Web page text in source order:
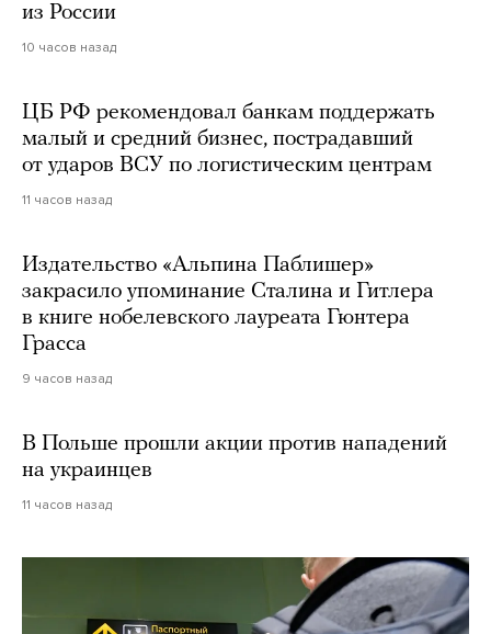
из России
10 часов назад
ЦБ РФ рекомендовал банкам поддержать
малый и средний бизнес, пострадавший
от ударов ВСУ по логистическим центрам
11 часов назад
Издательство «Альпина Паблишер»
закрасило упоминание Сталина и Гитлера
в книге нобелевского лауреата Гюнтера
Грасса
9 часов назад
В Польше прошли акции против нападений
на украинцев
11 часов назад